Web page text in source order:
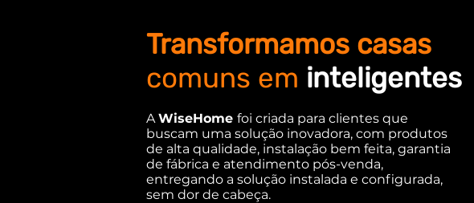
AWiseHome foi criada para clientes que
buscam uma solução inovadora, com produtos
de alta qualidade, instalação bem feita, garantia
de fábrica e atendimento pós-venda,
entregando a solução instalada e configurada,
sem dor de cabeça.
Transformamos casas
comuns em inteligentes